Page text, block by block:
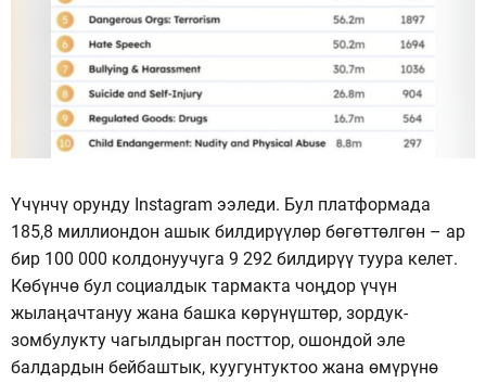
Үчүнчү орунду Instagram ээледи. Бул платформада
185,8 миллиондон ашык билдирүүлөр бөгөттөлгөн – ар
бир 100 000 колдонуучуга 9 292 билдирүү туура келет.
Көбүнчө бул социалдык тармакта чоңдор үчүн
жылаңачтануу жана башка көрүнүштөр, зордук-
зомбулукту чагылдырган посттор, ошондой эле
балдардын бейбаштык, куугунтуктоо жана өмүрүнө